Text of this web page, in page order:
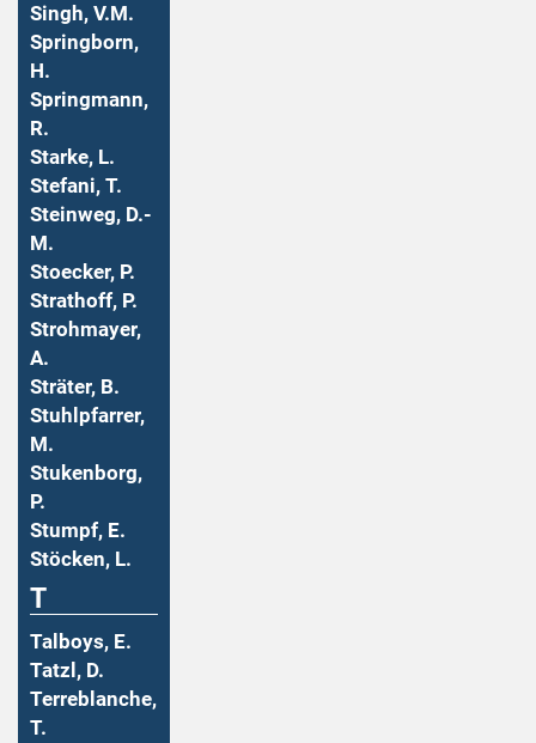
Singh, V.M.
Springborn,
H.
Springmann,
R.
Starke, L.
Stefani, T.
Steinweg, D.-
M.
Stoecker, P.
Strathoff, P.
Strohmayer,
A.
Sträter, B.
Stuhlpfarrer,
M.
Stukenborg,
P.
Stumpf, E.
Stöcken, L.
T
Talboys, E.
Tatzl, D.
Terreblanche,
T.